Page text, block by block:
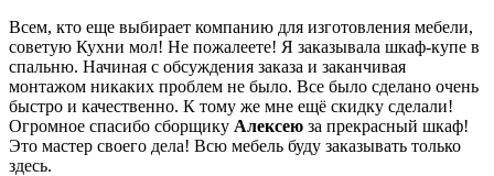
Всем, кто еще выбирает компанию для изготовления мебели,
советую Кухни мол! Не пожалеете! Я заказывала шкаф-купе в
спальню. Начиная с обсуждения заказа и заканчивая
монтажом никаких проблем не было. Все было сделано очень
быстро и качественно. К тому же мне ещё скидку сделали!
Огромное спасибо сборщику Алексею за прекрасный шкаф!
Это мастер своего дела! Всю мебель буду заказывать только
здесь.